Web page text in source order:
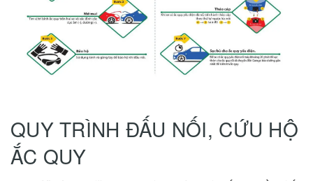
QUY TRÌNH ĐẤU NỐI, CỨU HỘ
ẮC QUY